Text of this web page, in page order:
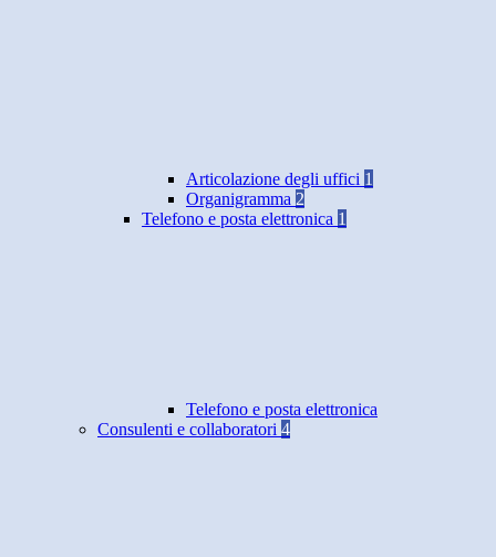
Articolazione degli uffici 1
Organigramma 2
Telefono e posta elettronica 1
Telefono e posta elettronica
Consulenti e collaboratori 4